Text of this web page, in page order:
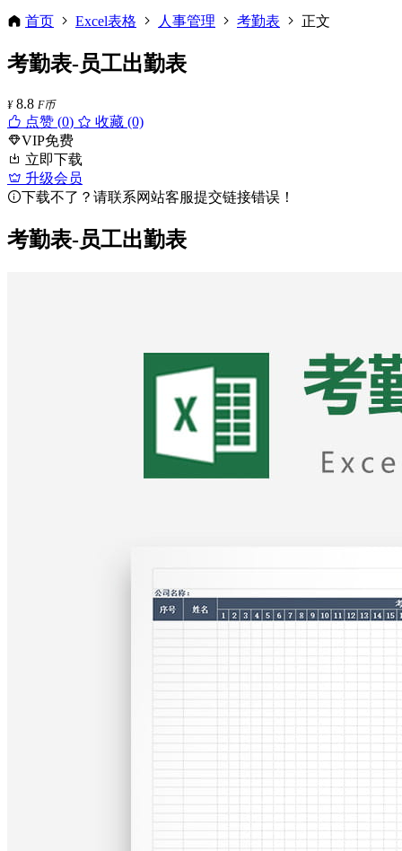
首页 Excel表格 人事管理 考勤表 正文
考勤表-员工出勤表
¥ 8.8 F币
点赞 (0)
收藏 (0)
VIP免费
立即下载
升级会员
下载不了？请联系网站客服提交链接错误！
考勤表-员工出勤表